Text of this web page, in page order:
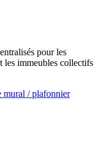
pour les
les immeubles collectifs
mural / plafonnier